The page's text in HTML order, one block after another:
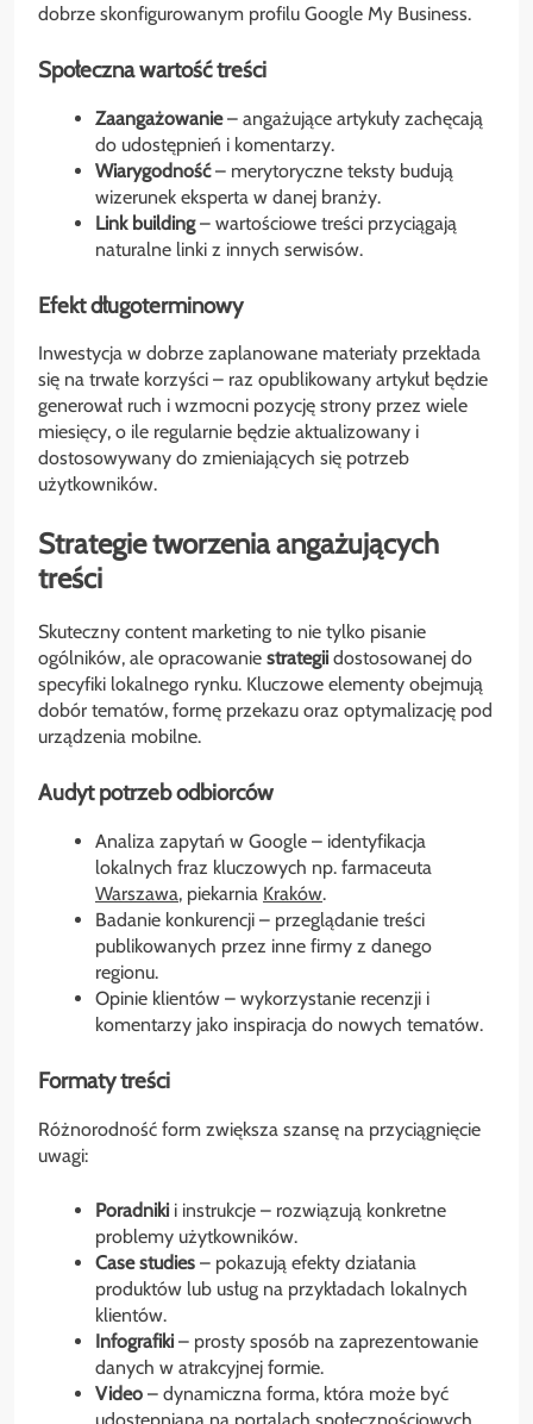
dobrze skonfigurowanym profilu Google My Business.
Społeczna wartość treści
Zaangażowanie– angażujące artykuły zachęcają
do udostępnień i komentarzy.
Wiarygodność– merytoryczne teksty budują
wizerunek eksperta w danej branży.
Link building– wartościowe treści przyciągają
naturalne linki z innych serwisów.
Efekt długoterminowy
Inwestycja w dobrze zaplanowane materiały przekłada
się na trwałe korzyści – raz opublikowany artykuł będzie
generował ruch i wzmocni pozycję strony przez wiele
miesięcy, o ile regularnie będzie aktualizowany i
dostosowywany do zmieniających się potrzeb
użytkowników.
Strategie tworzenia angażujących
treści
Skuteczny content marketing to nie tylko pisanie
ogólników, ale opracowanie strategii dostosowanej do
specyfiki lokalnego rynku. Kluczowe elementy obejmują
dobór tematów, formę przekazu oraz optymalizację pod
urządzenia mobilne.
Audyt potrzeb odbiorców
Analiza zapytań w Google – identyfikacja
lokalnych fraz kluczowych np. farmaceuta
Warszawa, piekarnia Kraków.
Badanie konkurencji – przeglądanie treści
publikowanych przez inne firmy z danego
regionu.
Opinie klientów – wykorzystanie recenzji i
komentarzy jako inspiracja do nowych tematów.
Formaty treści
Różnorodność form zwiększa szansę na przyciągnięcie
uwagi:
Poradniki i instrukcje – rozwiązują konkretne
problemy użytkowników.
Case studies – pokazują efekty działania
produktów lub usług na przykładach lokalnych
klientów.
Infografiki – prosty sposób na zaprezentowanie
danych w atrakcyjnej formie.
Video – dynamiczna forma, która może być